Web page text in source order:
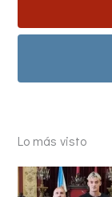
Lo más visto